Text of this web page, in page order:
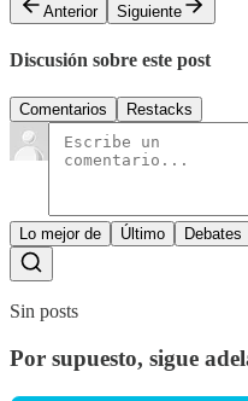
Anterior
Siguiente
Discusión sobre este post
Comentarios Restacks
Lo mejor de Último Debates
Sin posts
Por supuesto, sigue